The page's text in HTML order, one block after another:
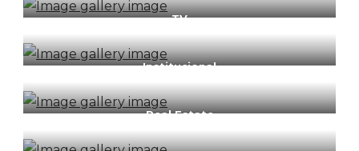
TV
Institucional
Real Estate